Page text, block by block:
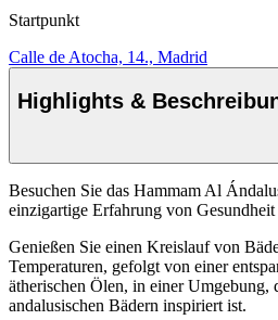
Startpunkt
Calle de Atocha, 14., Madrid
Highlights &
Besuchen Sie das Hammam Al
einzigartige Erfahrung von
Genießen Sie einen Kreislauf von
Temperaturen, gefolgt von einer
ätherischen Ölen, in einer Umgebung,
andalusischen Bädern inspiriert ist.